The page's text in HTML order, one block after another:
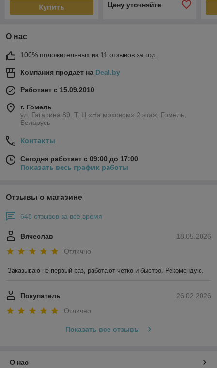
Купить Цену уточняйте
О нас
100% положительных из 11 отзывов за год
Компания продает на Deal.by
Работает с 15.09.2010
г. Гомель
ул. Гагарина 89. Т. Ц «На моховом» 2 этаж, Гомель,
Беларусь
Контакты
Сегодня работает с 09:00 до 17:00
Показать весь график работы
Отзывы о магазине
648 отзывов за всё время
18.05.2026
Вячеслав
Отлично
Заказываю не первый раз, работают четко и быстро. Рекомендую.
26.02.2026
Покупатель
Отлично
Показать все отзывы
О нас